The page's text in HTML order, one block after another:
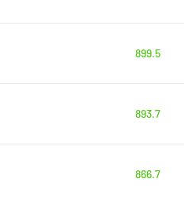
899.5
893.7
866.7